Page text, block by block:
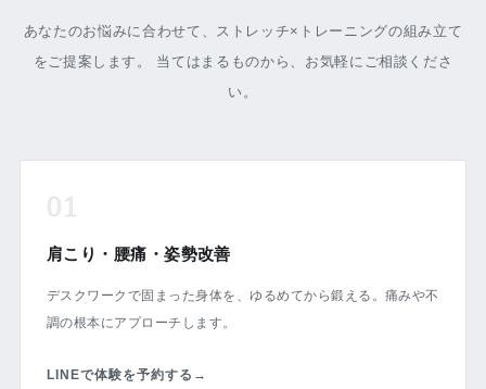
あなたのお悩みに合わせて、ストレッチ×トレーニングの組み立て
をご提案します。 当てはまるものから、お気軽にご相談くださ
い。
01
肩こり・腰痛・姿勢改善
デスクワークで固まった身体を、ゆるめてから鍛える。痛みや不
調の根本にアプローチします。
LINEで体験を予約する →